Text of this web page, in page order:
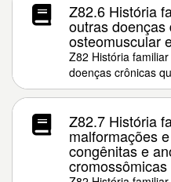
Z82.6 História
outras doenças
osteomuscular
Z82 História
doenças crônicas
Z82.7 História
malformações
congênitas e
cromossômicas